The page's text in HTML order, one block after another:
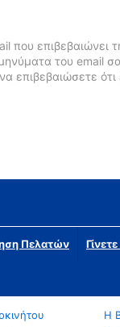
επιβεβαιώνει
του email
επιβεβαιώσετε
Πελατών
Η